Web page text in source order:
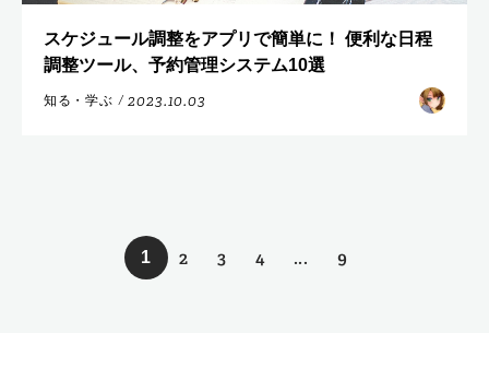
スケジュール調整をアプリで簡単に！ 便利な日程
調整ツール、予約管理システム10選
知る・学ぶ / 2023.10.03
1 2 3 4 ... 9